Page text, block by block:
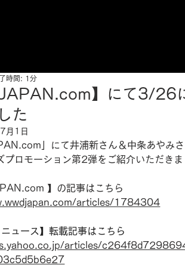
JAPAN.com】にて3/26
た
時間: 1分
月1日
」にて井浦新さん＆中条あやみ
プロモーション第2弾をご紹介いただき
】の記事はこちら
articles/1784304
ュース】転載記事はこちら
articles/